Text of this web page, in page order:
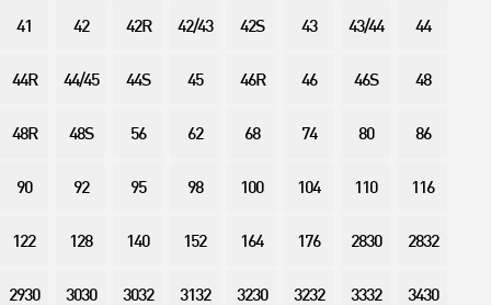
41 42 42R 42/43 42S 43 43/44 44
44R 44/45 44S 45 46R 46 46S 48
48R 48S 56 62 68 74 80 86
90 92 95 98 100 104 110 116
122 128 140 152 164 176 2830 2832
2930 3030 3032 3132 3230 3232 3332 3430